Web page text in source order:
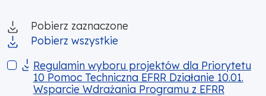
Pobierz zaznaczone
Pobierz wszystkie
Regulamin wyboru projektów dla Priorytetu 10 Pomoc
Regulamin wyboru projektów dla Priorytetu
10 Pomoc Techniczna EFRR Działanie 10.01.
Wsparcie Wdrażania Programu z EFRR